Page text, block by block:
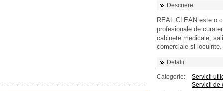
Descriere
REAL CLEAN este o
profesionale de
cabinete medicale,
comerciale si locuinte.
Detalii
Categorie:
Servicii
Servicii de